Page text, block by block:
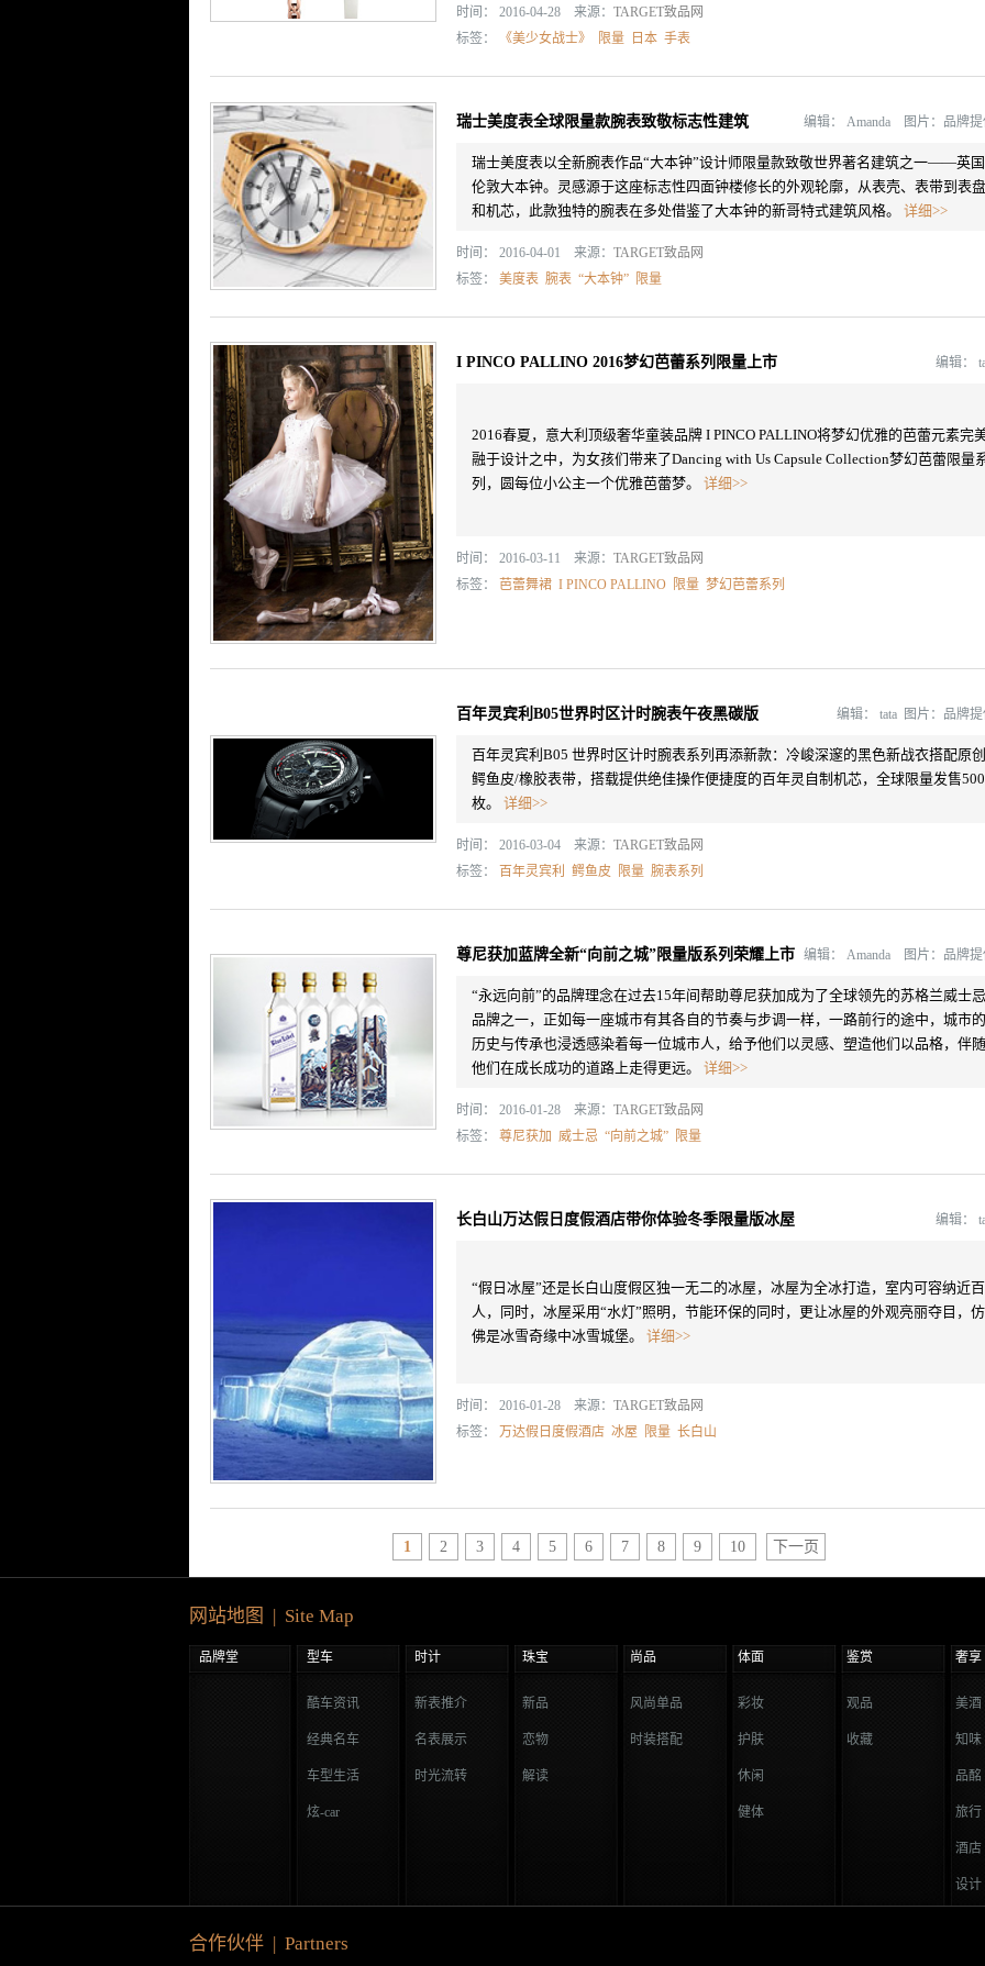
时间： 2016-04-28 来源： TARGET致品网
标签：
《美少女战士》 限量 日本 手表
瑞士美度表全球限量款腕表致敬标志性建筑 编辑： Amanda 图片：品牌提
瑞士美度表以全新腕表作品“大本钟”设计师限量款致敬世界著名建筑之一——英国
伦敦大本钟。灵感源于这座标志性四面钟楼修长的外观轮廓，从表壳、表带到表盘
和机芯，此款独特的腕表在多处借鉴了大本钟的新哥特式建筑风格。 详细>>
时间： 2016-04-01 来源： TARGET致品网
标签： 美度表 腕表 “大本钟” 限量
I PINCO PALLINO 2016梦幻芭蕾系列限量上市 编辑：
2016春夏，意大利顶级奢华童装品牌 I PINCO PALLINO将梦幻优雅的芭蕾元素完
融于设计之中，为女孩们带来了Dancing with Us Capsule Collection梦幻芭蕾限量
列，圆每位小公主一个优雅芭蕾梦。 详细>>
时间： 2016-03-11 来源： TARGET致品网
标签： 芭蕾舞裙 I PINCO PALLINO 限量 梦幻芭蕾系列
百年灵宾利B05世界时区计时腕表午夜黑碳版 编辑： tata 图片：品牌
百年灵宾利B05 世界时区计时腕表系列再添新款：冷峻深邃的黑色新战衣搭配原创
鳄鱼皮/橡胶表带，搭载提供绝佳操作便捷度的百年灵自制机芯，全球限量发售500
枚。 详细>>
时间： 2016-03-04 来源： TARGET致品网
标签：
百年灵宾利 鳄鱼皮 限量 腕表系列
尊尼获加蓝牌全新“向前之城”限量版系列荣耀上市 编辑： Amanda 图片：品牌提
“永远向前”的品牌理念在过去15年间帮助尊尼获加成为了全球领先的苏格兰威士忌
品牌之一，正如每一座城市有其各自的节奏与步调一样，一路前行的途中，城市的
历史与传承也浸透感染着每一位城市人，给予他们以灵感、塑造他们以品格，伴随
他们在成长成功的道路上走得更远。 详细>>
时间： 2016-01-28 来源： TARGET致品网
标签： 尊尼获加 威士忌 “向前之城” 限量
长白山万达假日度假酒店带你体验冬季限量版冰屋 编辑：
“假日冰屋”还是长白山度假区独一无二的冰屋，冰屋为全冰打造，室内可容纳近百
人，同时，冰屋采用“水灯”照明，节能环保的同时，更让冰屋的外观亮丽夺目，仿
佛是冰雪奇缘中冰雪城堡。 详细>>
时间： 2016-01-28 来源： TARGET致品网
标签： 万达假日度假酒店 冰屋 限量 长白山
1 2 3 4 5 6 7 8 9 10 下一页
网站地图 | Site Map
品牌堂 型车 时计 珠宝 尚品 体面 鉴赏 奢享
酷车资讯
经典名车
车型生活
炫-car
新表推介
名表展示
时光流转
新品
恋物
解读
风尚单品
时装搭配
彩妆
护肤
休闲
健体
观品
收藏
美酒
知味
品酩
旅行
酒店
设计
合作伙伴 | Partners